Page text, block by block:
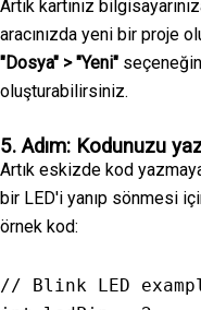
Artık kartınız
aracınızda yeni bir proje
"Dosya" > "Yeni"
oluşturabilirsiniz.
5. Adım: Kodunuzu
Artık eskizde kod
bir LED'i yanıp sönmesi
örnek kod:
// Blink LED